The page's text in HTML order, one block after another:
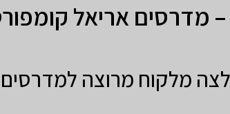
– מדרסים אריאל
מלקוח מרוצה